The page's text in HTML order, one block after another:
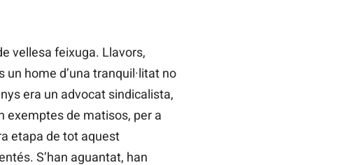
vellesa feixuga. Llavors,
un home d’una tranquil·litat no
era un advocat sindicalista,
exemptes de matisos, per a
etapa de tot aquest
S’han aguantat, han